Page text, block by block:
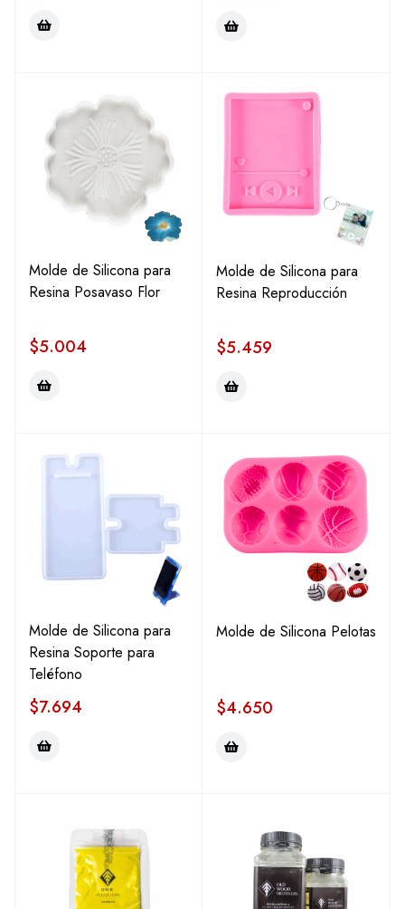
Molde de Silicona para
Resina Posavaso Flor
$5.004
Molde de Silicona para
Resina Reproducción
$5.459
Molde de Silicona para
Resina Soporte para
Teléfono
$7.694
Molde de Silicona Pelotas
$4.650